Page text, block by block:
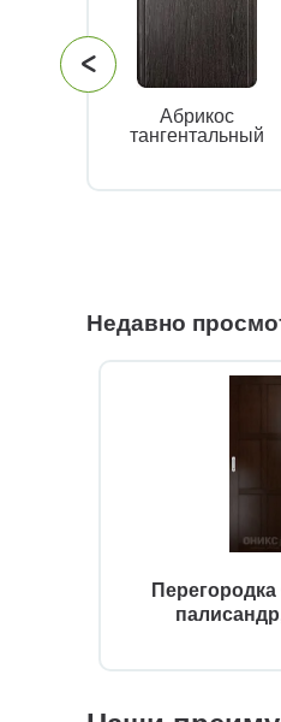
Абрикос
тангентальный
Недавно